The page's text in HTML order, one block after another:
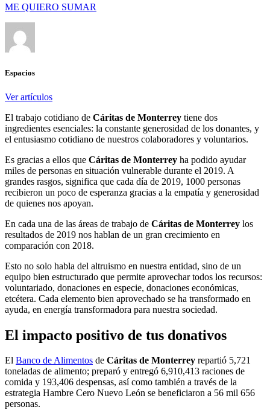
ME QUIERO SUMAR
Espacios
Ver artículos
El trabajo cotidiano de Cáritas de Monterrey tiene dos
ingredientes esenciales: la constante generosidad de los donantes, y
el entusiasmo cotidiano de nuestros colaboradores y voluntarios.
Es gracias a ellos que Cáritas de Monterrey ha podido ayudar
miles de personas en situación vulnerable durante el 2019. A
grandes rasgos, significa que cada día de 2019, 1000 personas
recibieron un poco de esperanza gracias a la empatía y generosidad
de quienes nos apoyan.
En cada una de las áreas de trabajo de Cáritas de Monterrey los
resultados de 2019 nos hablan de un gran crecimiento en
comparación con 2018.
Esto no solo habla del altruismo en nuestra entidad, sino de un
equipo bien estructurado que permite aprovechar todos los recursos:
voluntariado, donaciones en especie, donaciones económicas,
etcétera. Cada elemento bien aprovechado se ha transformado en
ayuda, en energía transformadora para nuestra sociedad.
El impacto positivo de tus donativos
El Banco de Alimentos de Cáritas de Monterrey repartió 5,721
toneladas de alimento; preparó y entregó 6,910,413 raciones de
comida y 193,406 despensas, así como también a través de la
estrategia Hambre Cero Nuevo León se beneficiaron a 56 mil 656
personas.